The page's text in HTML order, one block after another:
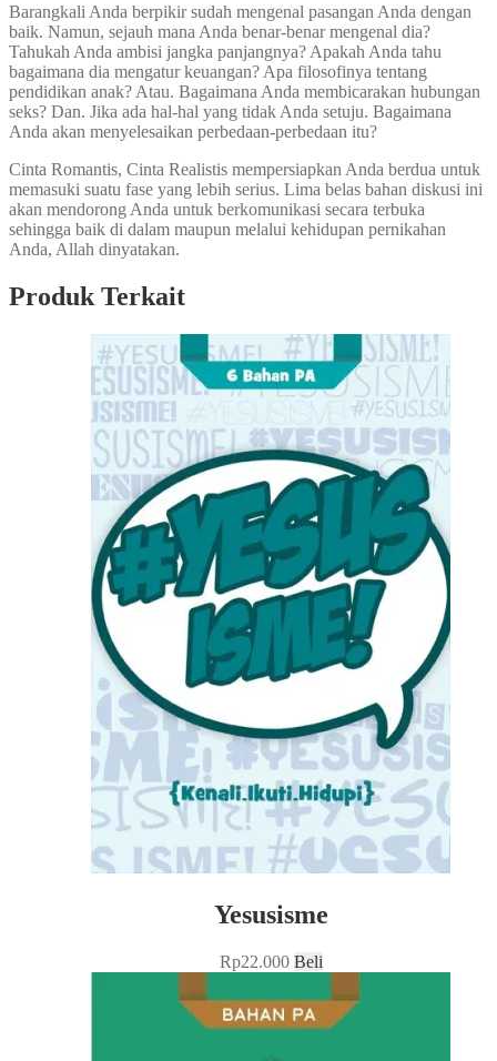
Barangkali Anda berpikir sudah mengenal pasangan Anda dengan
baik. Namun, sejauh mana Anda benar-benar mengenal dia?
Tahukah Anda ambisi jangka panjangnya? Apakah Anda tahu
bagaimana dia mengatur keuangan? Apa filosofinya tentang
pendidikan anak? Atau. Bagaimana Anda membicarakan hubungan
seks? Dan. Jika ada hal-hal yang tidak Anda setuju. Bagaimana
Anda akan menyelesaikan perbedaan-perbedaan itu?
Cinta Romantis, Cinta Realistis mempersiapkan Anda berdua untuk
memasuki suatu fase yang lebih serius. Lima belas bahan diskusi ini
akan mendorong Anda untuk berkomunikasi secara terbuka
sehingga baik di dalam maupun melalui kehidupan pernikahan
Anda, Allah dinyatakan.
Produk Terkait
Yesusisme
Rp22.000 Beli